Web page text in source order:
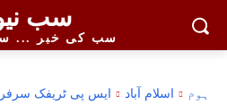
سب
سب کی خبر ...
ہوم اسلام آباد
ایس پی ٹریفک